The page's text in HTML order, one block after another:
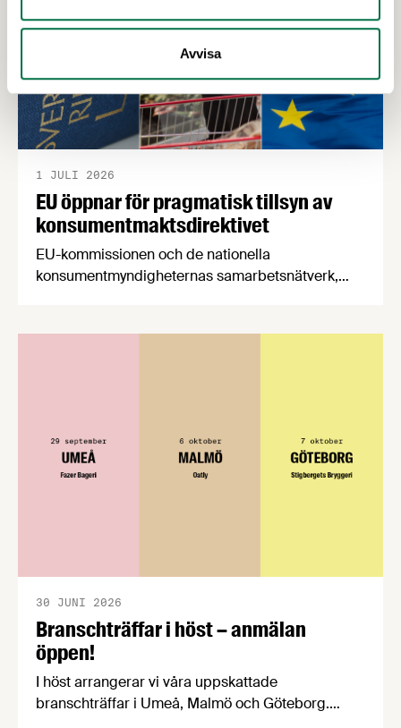
Avvisa
EU öppnar för pragmatisk tillsyn av
konsumentmaktsdirektivet
1 JULI 2026
EU-kommissionen och de nationella
konsumentmyndigheternas samarbetsnätverk,
konsumentmaktsdirektivet. Livsmedelsföretagen
Branschträffar i höst – anmälan
öppen!
30 JUNI 2026
I höst arrangerar vi våra uppskattade
branschträffar i Umeå, Malmö och Göteborg.